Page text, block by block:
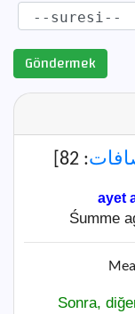
Göndermek
: 82]
ayet
Śumme
Sonra,